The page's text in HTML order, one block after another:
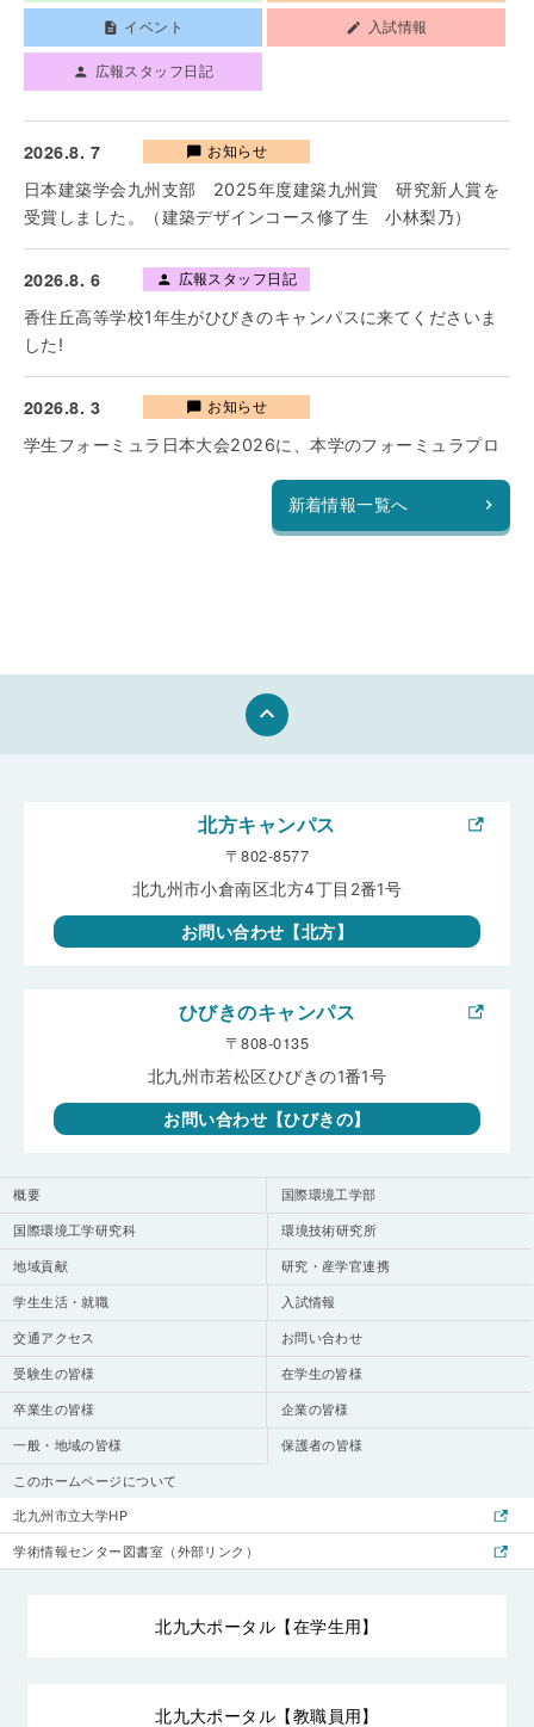
description イベント create 入試情報
person 広報スタッフ日記
2026.8. 7 chat_bubble お知らせ
日本建築学会九州支部 2025年度建築九州賞 研究新人賞を
受賞しました。（建築デザインコース修了生 小林梨乃）
2026.8. 6 person 広報スタッフ日記
香住丘高等学校1年生がひびきのキャンパスに来てくださいま
した!
2026.8. 3 chat_bubble お知らせ
学生フォーミュラ日本大会2026に、本学のフォーミュラプロ
八幡高等学校１年生がひびきのキャンパスに来てくださいまし
広報スタッフ日記
北筑高等学校1・２年生がひびきのキャンパスに来てください
2026.7.27 chat_bubble お知らせ
「everiGo」第6期生を募集！
chat_bubble お知らせ
令和8年度廃棄物資源循環学会九州支部研究ポスター発表会・
留学生等交流会 優秀発表賞を受賞しました（環境生態システ
2026.7.23 広報スタッフ日記
八幡南高等学校1・２年生がひびきのキャンパスに来てくださ
いました!
2026.7.23 chat_bubble お知らせ
【7/28（火）】ひびきのキャンパスに『ファミリーマート』
がオープンします。
新着情報一覧へ
keyboard_arrow_up
概要 国際環境工学部
国際環境工学研究科 環境技術研究所
地域貢献 研究・産学官連携
学生生活・就職 入試情報
交通アクセス お問い合わせ
受験生の皆様 在学生の皆様
卒業生の皆様 企業の皆様
一般・地域の皆様 保護者の皆様
このホームページについて
北方キャンパス
〒802-8577
北九州市小倉南区北方4丁目2番1号
お問い合わせ【北方】
ひびきのキャンパス
〒808-0135
北九州市若松区ひびきの1番1号
お問い合わせ【ひびきの】
北九州市立大学HP
学術情報センター図書室（外部リンク）
北九大ポータル【在学生用】
北九大ポータル【教職員用】